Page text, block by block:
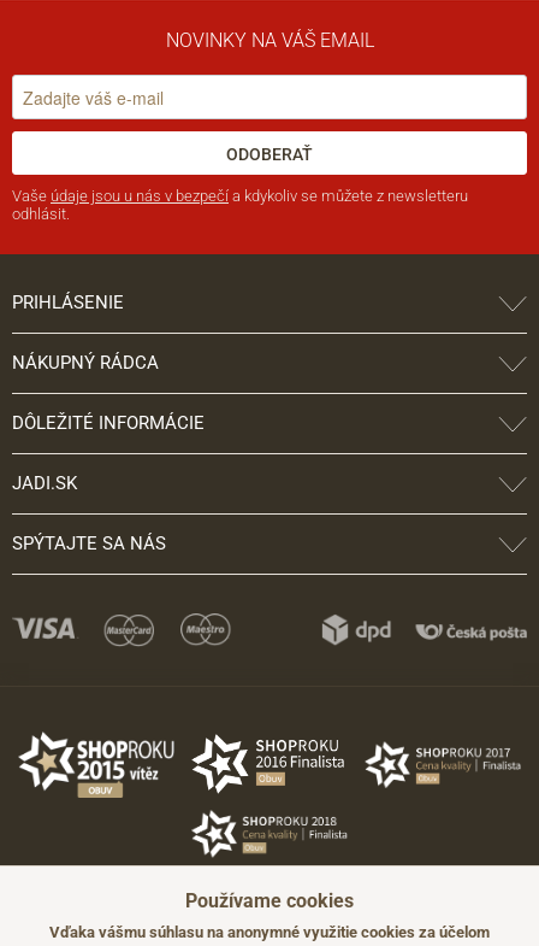
NOVINKY NA VÁŠ EMAIL
ODOBERAŤ
Vaše údaje jsou u nás v bezpečí a kdykoliv se můžete z newsletteru
odhlásit.
PRIHLÁSENIE
NÁKUPNÝ RÁDCA
DÔLEŽITÉ INFORMÁCIE
JADI.SK
SPÝTAJTE SA NÁS
Používame cookies
Vďaka vášmu súhlasu na anonymné využitie cookies za účelom